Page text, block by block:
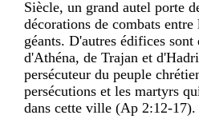
Siècle, un grand autel porte
décorations de combats
géants. D'autres édifices sont
d'Athéna, de Trajan et
persécuteur du peuple
persécutions et les martyrs
dans cette ville (Ap 2:12-17).